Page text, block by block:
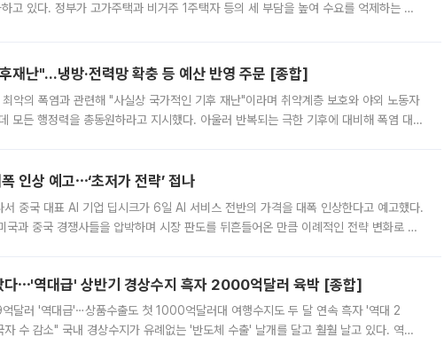
고 있다. 정부가 고가주택과 비거주 1주택자 등의 세 부담을 높여 수요를 억제하는 카
재난"…냉방·전력망 확충 등 예산 반영 주문 [종합]
악의 폭염과 관련해 "사실상 국가적인 기후 재난"이라며 취약계층 보호와 야외 노동자
모든 행정력을 총동원하라고 지시했다. 아울러 반복되는 극한 기후에 대비해 폭염 대응
인상 예고⋯‘초저가 전략’ 접나
서 중국 대표 AI 기업 딥시크가 6일 AI 서비스 전반의 가격을 대폭 인상한다고 예고했다.
국과 중국 경쟁사들을 압박하며 시장 판도를 뒤흔들어온 만큼 이례적인 전략 변화로 평
다⋯'역대급' 상반기 경상수지 흑자 2000억달러 육박 [종합]
달러 '역대급'⋯상품수출도 첫 1000억달러대 여행수지도 두 달 연속 흑자 '역대 2
수 감소" 국내 경상수지가 유례없는 '반도체 수출' 날개를 달고 훨훨 날고 있다. 역대